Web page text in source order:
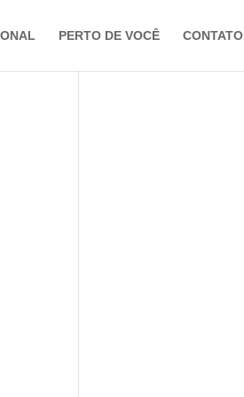
PERTO DE VOCÊ CONTATO